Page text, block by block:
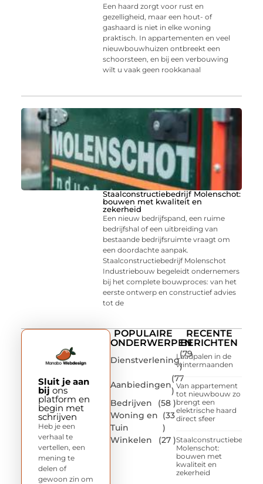
Een haard zorgt voor rust en
gezelligheid, maar een hout- of
gashaard is niet in elke woning
praktisch. In appartementen en veel
nieuwbouwhuizen ontbreekt een
schoorsteen, en bij een verbouwing
wilt u vaak geen rookkanaal
Staalconstructiebedrijf Molenschot:
bouwen met kwaliteit en
zekerheid
Een nieuw bedrijfspand, een ruime
bedrijfshal of een uitbreiding van
bestaande bedrijfsruimte vraagt om
een doordachte aanpak.
Staalconstructiebedrijf Molenschot
Industriebouw begeleidt ondernemers
bij het complete bouwproces: van het
eerste ontwerp en constructief advies
tot de
POPULAIRE
ONDERWERPEN
Dienstverlening
(79
)
Aanbiedingen
(77
)
Bedrijven
(58 )
Woning en
Tuin
(33
)
Winkelen
(27 )
RECENTE
BERICHTEN
Laadpalen in de
wintermaanden
Van appartement
tot nieuwbouw zo
brengt een
elektrische haard
direct sfeer
Staalconstructiebedrijf
Molenschot:
bouwen met
kwaliteit en
zekerheid
Sluit je aan
bij ons
platform en
begin met
schrijven
Heb je een
verhaal te
vertellen, een
mening te
delen of
gewoon zin om